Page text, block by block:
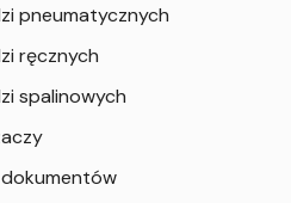
pneumatycznych
ręcznych
spalinowych